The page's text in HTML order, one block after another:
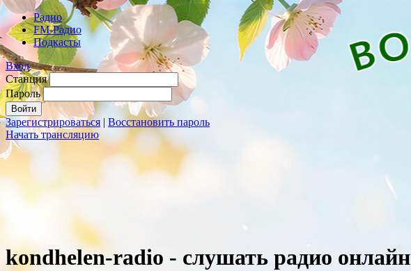
Радио
FM-Радио
Подкасты
Вход
Станция
Пароль
Зарегистрироваться | Восстановить пароль
Начать трансляцию
kondhelen-radio - слушать радио онлайн